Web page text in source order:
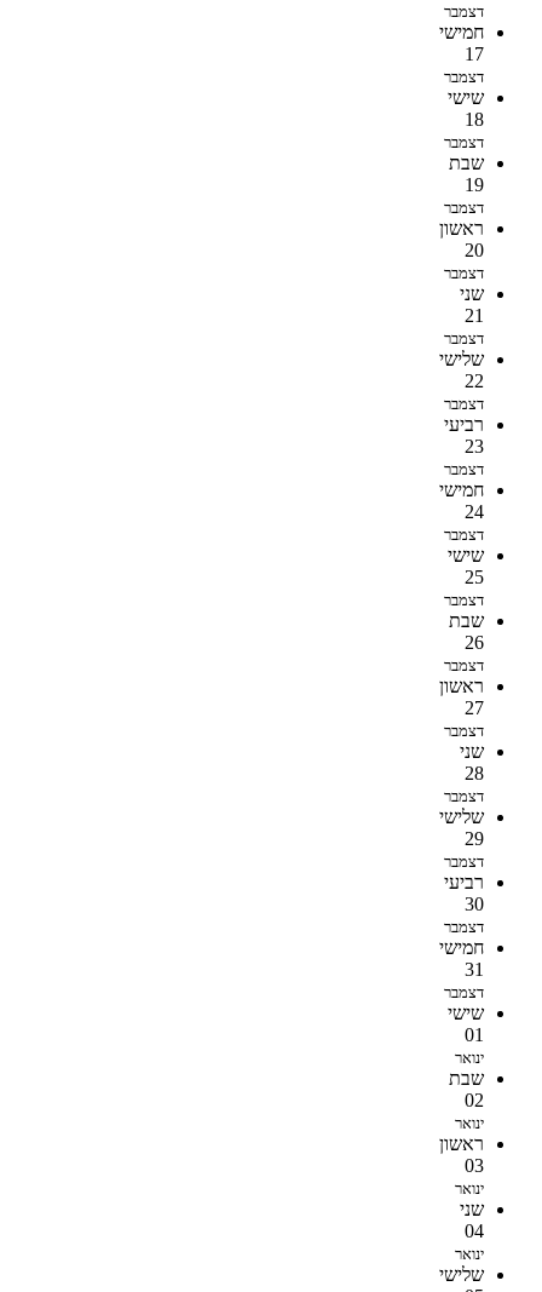
דצמבר
חמישי
17
דצמבר
שישי
18
דצמבר
שבת
19
דצמבר
ראשון
20
דצמבר
שני
21
דצמבר
שלישי
22
דצמבר
רביעי
23
דצמבר
חמישי
24
דצמבר
שישי
25
דצמבר
שבת
26
דצמבר
ראשון
27
דצמבר
שני
28
דצמבר
שלישי
29
דצמבר
רביעי
30
דצמבר
חמישי
31
דצמבר
שישי
01
ינואר
שבת
02
ינואר
ראשון
03
ינואר
שני
04
ינואר
שלישי